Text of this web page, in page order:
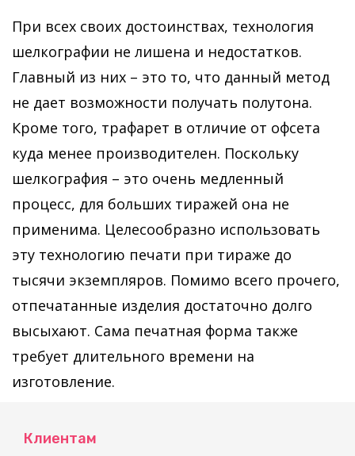
При всех своих достоинствах, технология
шелкографии не лишена и недостатков.
Главный из них – это то, что данный метод
не дает возможности получать полутона.
Кроме того, трафарет в отличие от офсета
куда менее производителен. Поскольку
шелкография – это очень медленный
процесс, для больших тиражей она не
применима. Целесообразно использовать
эту технологию печати при тираже до
тысячи экземпляров. Помимо всего прочего,
отпечатанные изделия достаточно долго
высыхают. Сама печатная форма также
требует длительного времени на
изготовление.
Клиентам